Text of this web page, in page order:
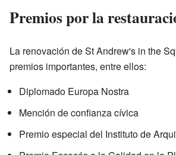
Premios por la
La renovación de St Andrew's in the
premios importantes, entre ellos:
Diplomado Europa Nostra
Mención de confianza cívica
Premio especial del Instituto de